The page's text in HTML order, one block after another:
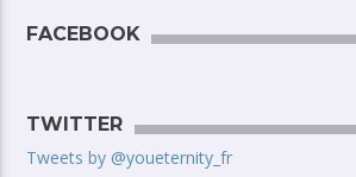
FACEBOOK
TWITTER
Tweets by @youeternity_fr